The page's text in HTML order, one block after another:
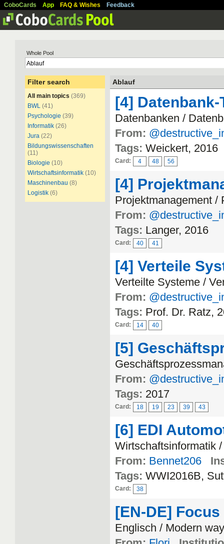
CoboCards App FAQ & Wishes Feedback
Whole Pool
Filter search
All main topics (369)
BWL (41)
Psychologie (39)
Informatik (26)
Jura (22)
Bildungswissenschaften
(11)
Biologie (10)
Wirtschaftsinformatik (10)
Maschinenbau (8)
Logistik (6)
Ablauf
[4] Datenbank-
Datenbanken /
From:
Tags: Weickert, 2016
Card: 4 48 56
[4]
Projektmanagement /
From:
Tags: Langer, 2016
Card: 40 41
[4] Verteile
Verteilte Systeme /
From:
Tags: Prof. Dr. Ratz,
Card: 14 40
[5]
From:
Tags: 2017
Card: 18 19 23 39 43
[6] EDI
Wirtschaftsinformatik
From: Bennet206
Tags: WWI2016B,
Card: 38
[EN-DE]
Englisch / Modern